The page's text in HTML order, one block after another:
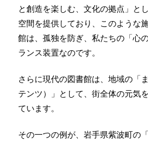
と創造を楽しむ、文化の拠点」と
空間を提供しており、このような
館は、孤独を防ぎ、私たちの「心
ランス装置なのです。
さらに現代の図書館は、地域の「
テンツ）」として、街全体の元気
ています。
その一つの例が、岩手県紫波町の